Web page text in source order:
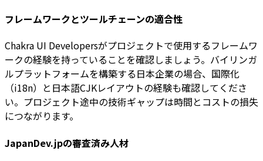
フレームワークとツールチェーンの適合性
Chakra UI Developersがプロジェクトで使用するフレームワ
ークの経験を持っていることを確認しましょう。バイリンガ
ルプラットフォームを構築する日本企業の場合、国際化
（i18n）と日本語CJKレイアウトの経験も確認してくださ
い。プロジェクト途中の技術ギャップは時間とコストの損失
につながります。
JapanDev.jpの審査済み人材